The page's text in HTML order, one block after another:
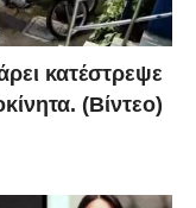
κατέστρεψε
(Βίντεο)